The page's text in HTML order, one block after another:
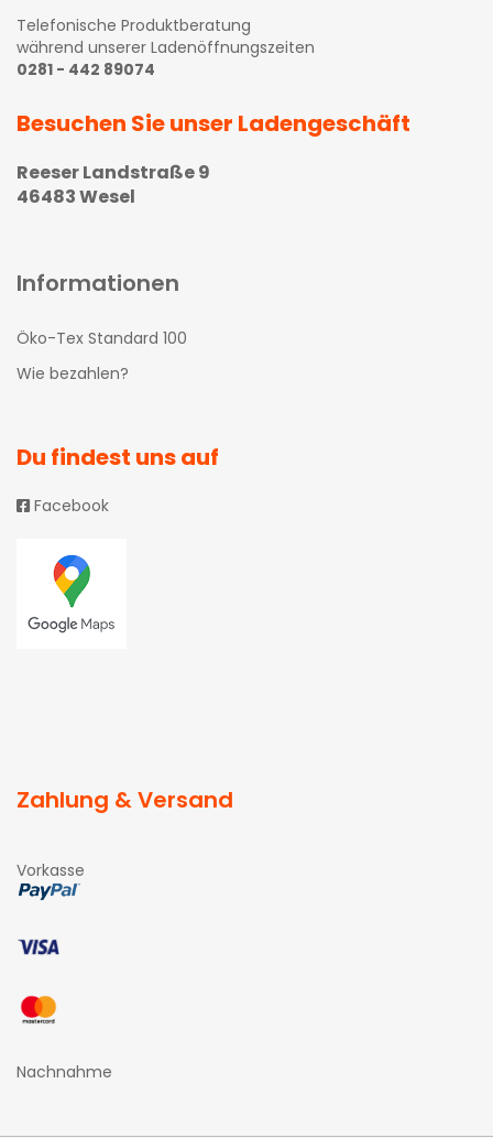
Telefonische Produktberatung
während unserer Ladenöffnungszeiten
0281 - 442 89074
Besuchen Sie unser Ladengeschäft
Reeser Landstraße 9
46483 Wesel
Informationen
Öko-Tex Standard 100
Wie bezahlen?
Du findest uns auf
Facebook
Zahlung & Versand
Vorkasse
Nachnahme